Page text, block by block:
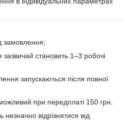
замовлення;
зазвичай становить 1–3 робочі
запускаються після повної
при передплаті 150 грн.
незначно відрізнятися від